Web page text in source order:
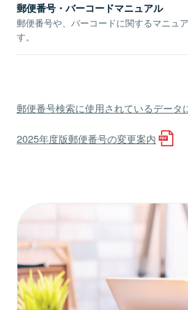
郵便番号・バーコードマニュアル
郵便番号や、バーコードに関するマニュ
す。
郵便番号検索に使用されているデータ
2025年度版郵便番号の変更案内